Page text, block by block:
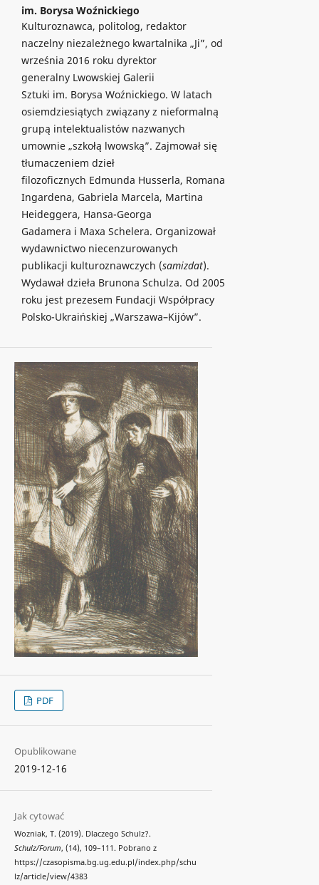
im. Borysa Woźnickiego
Kulturoznawca, politolog, redaktor
naczelny niezależnego kwartalnika „Ji”, od
września 2016 roku dyrektor
generalny Lwowskiej Galerii
Sztuki im. Borysa Woźnickiego. W latach
osiemdziesiątych związany z nieformalną
grupą intelektualistów nazwanych
umownie „szkołą lwowską”. Zajmował się
tłumaczeniem dzieł
filozoficznych Edmunda Husserla, Romana
Ingardena, Gabriela Marcela, Martina
Heideggera, Hansa-Georga
Gadamera i Maxa Schelera. Organizował
wydawnictwo niecenzurowanych
publikacji kulturoznawczych (samizdat).
Wydawał dzieła Brunona Schulza. Od 2005
roku jest prezesem Fundacji Współpracy
Polsko-Ukraińskiej „Warszawa–Kijów”.
PDF
Opublikowane
2019-12-16
Jak cytować
Wozniak, T. (2019). Dlaczego Schulz?.
Schulz/Forum, (14), 109–111. Pobrano z
https://czasopisma.bg.ug.edu.pl/index.php/schu
lz/article/view/4383